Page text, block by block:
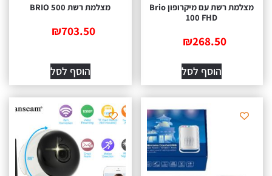
מצלמת רשת עם מיקרופון Brio
100 FHD
₪268.50
הוסף לסל
מצלמת רשת BRIO 500
₪703.50
הוסף לסל